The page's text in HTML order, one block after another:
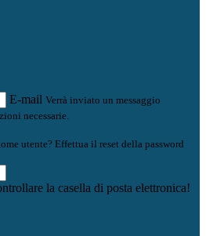
E-mail Verrà inviato un messaggio
necessarie.
utente? Effettua il reset della password
la casella di posta elettronica!